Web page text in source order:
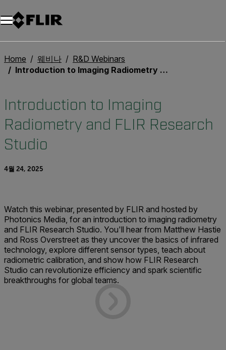
Home 웨비나
R&D Webinars
Introduction to Imaging Radiometry and FLIR Research Studio
Introduction to Imaging
Radiometry and FLIR Research
Studio
4월 24, 2025
Watch this webinar, presented by FLIR and hosted by
Photonics Media, for an introduction to imaging radiometry
and FLIR Research Studio. You'll hear from Matthew Hastie
and Ross Overstreet as they uncover the basics of infrared
technology, explore different sensor types, teach about
radiometric calibration, and show how FLIR Research
Studio can revolutionize efficiency and spark scientific
breakthroughs for global teams.